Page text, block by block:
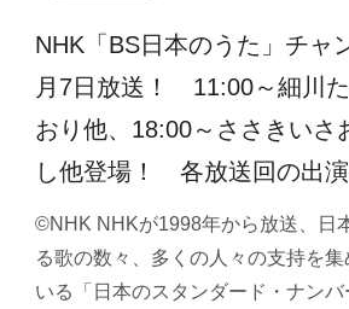
NHK「BS日本のうた」チャ
月7日放送！ 11:00～細川
おり他、18:00～ささきいさ
し他登場！ 各放送回の出
©NHK NHKが1998年から放送、日
る歌の数々、多くの人々の支持を
いる「日本のスタンダード・ナン